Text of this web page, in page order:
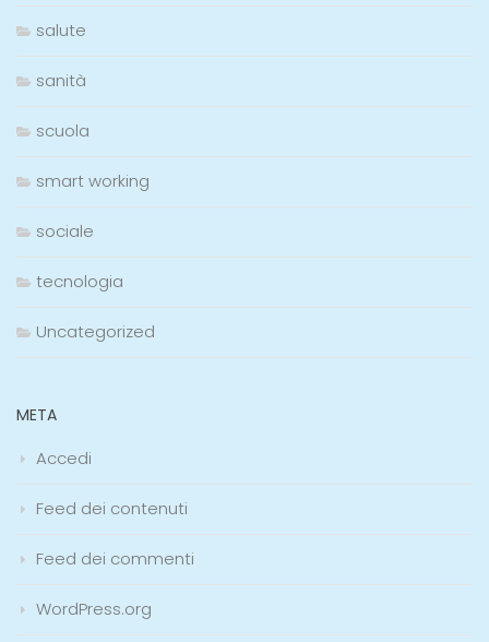
salute
sanità
scuola
smart working
sociale
tecnologia
Uncategorized
META
Accedi
Feed dei contenuti
Feed dei commenti
WordPress.org